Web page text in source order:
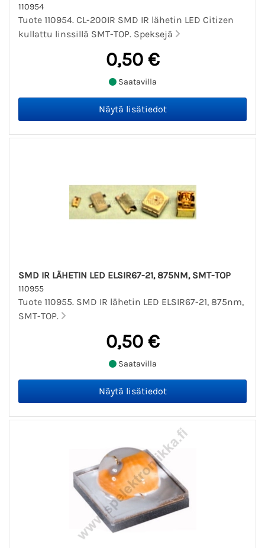
110954
Tuote 110954. CL-200IR SMD IR lähetin LED Citizen
kullattu linssillä SMT-TOP. Speksejä
0,50 €
Saatavilla
SMD IR LÄHETIN LED ELSIR67-21, 875NM, SMT-TOP
110955
Tuote 110955. SMD IR lähetin LED ELSIR67-21, 875nm,
SMT-TOP.
0,50 €
Saatavilla